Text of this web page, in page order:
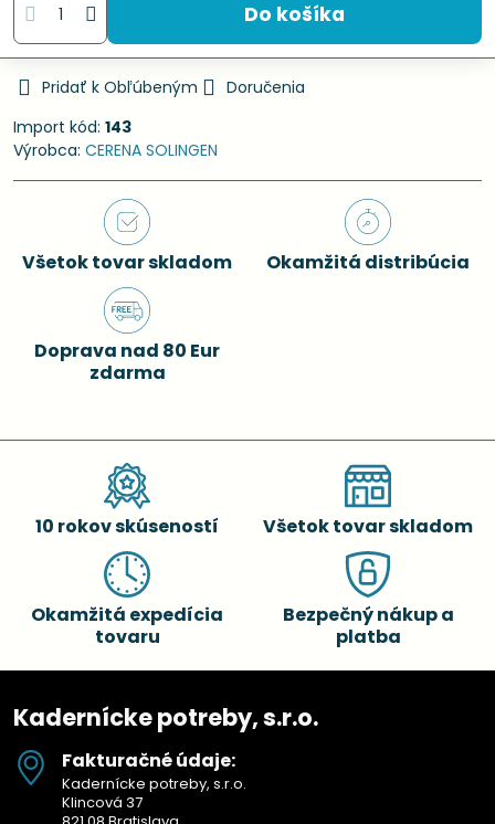
Do košíka
Pridať k Obľúbeným
Doručenia
Import kód: 143
Výrobca: CERENA SOLINGEN
Všetok tovar skladom Okamžitá distribúcia
Doprava nad 80 Eur
zdarma
10 rokov skúseností Všetok tovar skladom
Okamžitá expedícia
tovaru
Bezpečný nákup a
platba
Kadernícke potreby, s.r.o.
Fakturačné údaje:
Kadernícke potreby, s.r.o.
Klincová 37